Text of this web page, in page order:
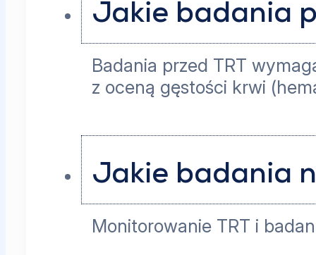
Jakie badania
Badania przed TRT
z oceną gęstości krwi
Jakie badania
Monitorowanie TRT i